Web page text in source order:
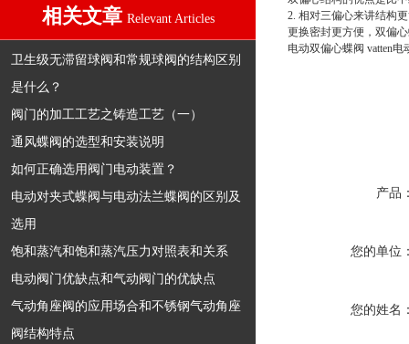
相关文章 Relevant Articles
卫生级无滞留球阀和常规球阀的结构区别
是什么？
阀门的加工工艺之铸造工艺（一）
通风蝶阀的选型和安装说明
如何正确选用阀门电动装置？
电动对夹式蝶阀与电动法兰蝶阀的区别及
选用
饱和蒸汽和饱和蒸汽压力对照表和关系
电动阀门优缺点和气动阀门的优缺点
气动角座阀的应用场合和不锈钢气动角座
阀结构特点
2. 相对三偏心来讲结构
更换密封更方便，双偏
电动双偏心蝶阀 vatten电
产品
您的单位
您的姓名